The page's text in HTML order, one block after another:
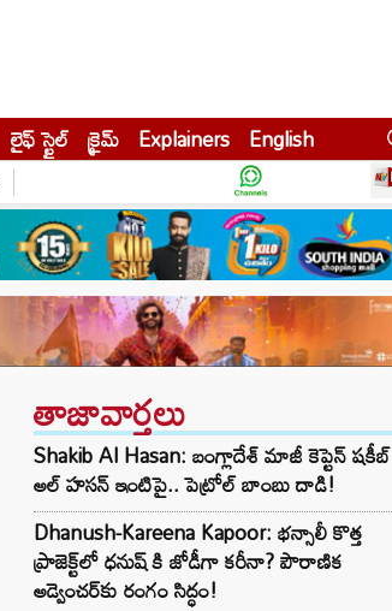
లైఫ్ స్టైల్ క్రైమ్ Explainers English
తాజావార్తలు
Shakib Al Hasan: బంగ్లాదేశ్ మాజీ కెప్టెన్ షకీబ్
అల్ హసన్ ఇంటిపై.. పెట్రోల్ బాంబు దాడి!
Dhanush-Kareena Kapoor: భన్సాలీ కొత్త
ప్రాజెక్ట్‌లో ధనుష్ కి జోడీగా కరీనా? పౌరాణిక
అడ్వెంచర్‌కు రంగం సిద్ధం!